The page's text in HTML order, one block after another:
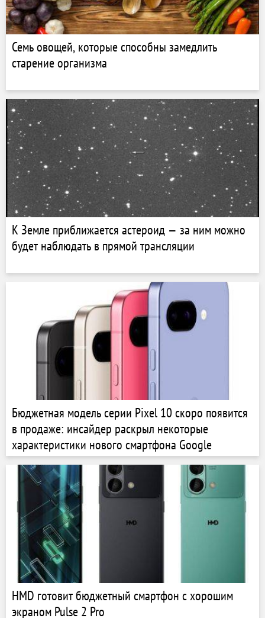
Семь овощей, которые способны замедлить
старение организма
К Земле приближается астероид — за ним можно
будет наблюдать в прямой трансляции
Бюджетная модель серии Pixel 10 скоро появится
в продаже: инсайдер раскрыл некоторые
характеристики нового смартфона Google
HMD готовит бюджетный смартфон с хорошим
экраном Pulse 2 Pro